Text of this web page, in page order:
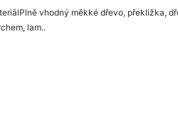
vhodný měkké dřevo, překližka,
lam..